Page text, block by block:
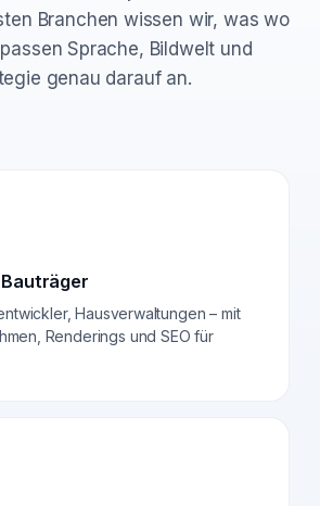
Branchen wissen wir, was wo
Sprache, Bildwelt und
genau darauf an.
Bauträger
Hausverwaltungen – mit
Renderings und SEO für